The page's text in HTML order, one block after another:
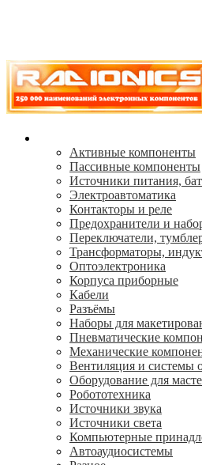
Активные компоненты
Пассивные компоненты
Источники питания,
Электроавтоматика
Контакторы и реле
Предохранители и
Переключатели,
Трансформаторы,
Oптоэлектроника
Корпуса приборные
Кабели
Разъёмы
Наборы для
Пневматические
Механические
Вентиляция и системы
Оборудование для
Робототехника
Источники звука
Источники света
Компьютерные
Автоаудиосистемы